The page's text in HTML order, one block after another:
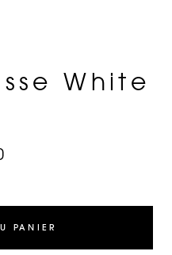
White
PANIER